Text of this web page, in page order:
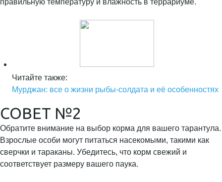
правильную температуру и влажность в террариуме.
Читайте также:
Мурджан: все о жизни рыбы-солдата и её особенностях
СОВЕТ №2
Обратите внимание на выбор корма для вашего тарантула.
Взрослые особи могут питаться насекомыми, такими как
сверчки и тараканы. Убедитесь, что корм свежий и
соответствует размеру вашего паука.